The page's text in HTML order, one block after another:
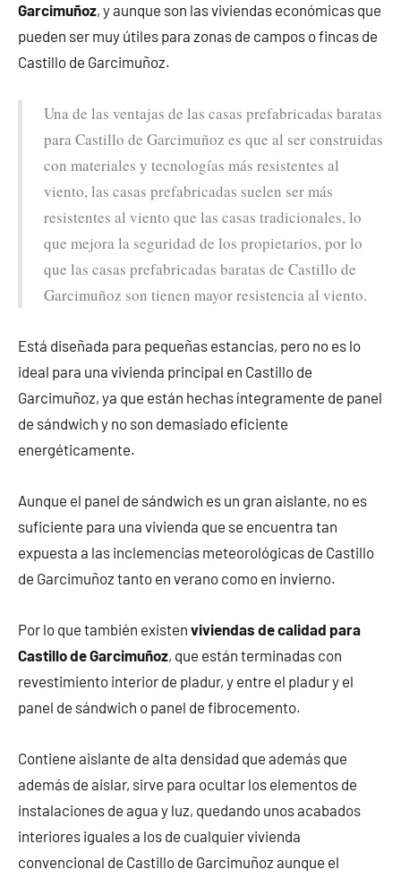
Garcimuñoz, y aunque son las viviendas económicas que
pueden ser muy útiles para zonas de campos o fincas de
Castillo de Garcimuñoz.
Una de las ventajas de las casas prefabricadas baratas
para Castillo de Garcimuñoz es que al ser construidas
con materiales y tecnologías más resistentes al
viento, las casas prefabricadas suelen ser más
resistentes al viento que las casas tradicionales, lo
que mejora la seguridad de los propietarios, por lo
que las casas prefabricadas baratas de Castillo de
Garcimuñoz son tienen mayor resistencia al viento.
Está diseñada para pequeñas estancias, pero no es lo
ideal para una vivienda principal en Castillo de
Garcimuñoz, ya que están hechas íntegramente de panel
de sándwich y no son demasiado eficiente
energéticamente.
Aunque el panel de sándwich es un gran aislante, no es
suficiente para una vivienda que se encuentra tan
expuesta a las inclemencias meteorológicas de Castillo
de Garcimuñoz tanto en verano como en invierno.
Por lo que también existen viviendas de calidad para
Castillo de Garcimuñoz, que están terminadas con
revestimiento interior de pladur, y entre el pladur y el
panel de sándwich o panel de fibrocemento.
Contiene aislante de alta densidad que además que
además de aislar, sirve para ocultar los elementos de
instalaciones de agua y luz, quedando unos acabados
interiores iguales a los de cualquier vivienda
convencional de Castillo de Garcimuñoz aunque el